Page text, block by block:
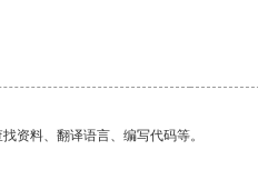
资料、翻译语言、编写代码等。